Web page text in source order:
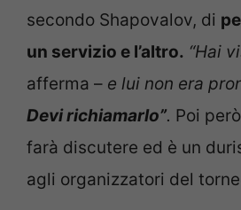
secondo Shapovalov, di
un servizio e l’altro. “Hai
afferma – e lui non era
Devi richiamarlo”. Poi
farà discutere ed è un
agli organizzatori del